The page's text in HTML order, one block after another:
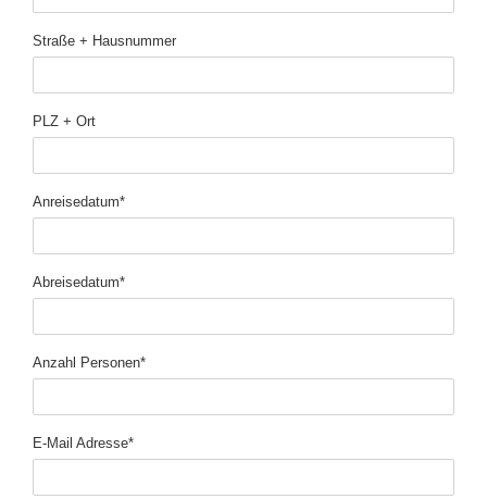
Straße + Hausnummer
PLZ + Ort
Pflichtfeld
Anreisedatum*
Pflichtfeld
Abreisedatum*
Pflichtfeld
Anzahl Personen*
Pflichtfeld
E-Mail Adresse*